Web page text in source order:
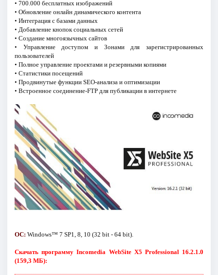
• 700.000 бесплатных изображений
• Обновление онлайн динамического контента
• Интеграция с базами данных
• Добавление кнопок социальных сетей
• Создание многоязычных сайтов
• Управление доступом и Зонами для зарегистрированных
пользователей
• Полное управление проектами и резервными копиями
• Статистики посещений
• Продвинутые функции SEO-анализа и оптимизации
• Встроенное соединение-FTP для публикации в интернете
ОС: Windows™ 7 SP1, 8, 10 (32 bit - 64 bit).
Скачать программу Incomedia WebSite X5 Professional 16.2.1.0
(159,3 МБ):